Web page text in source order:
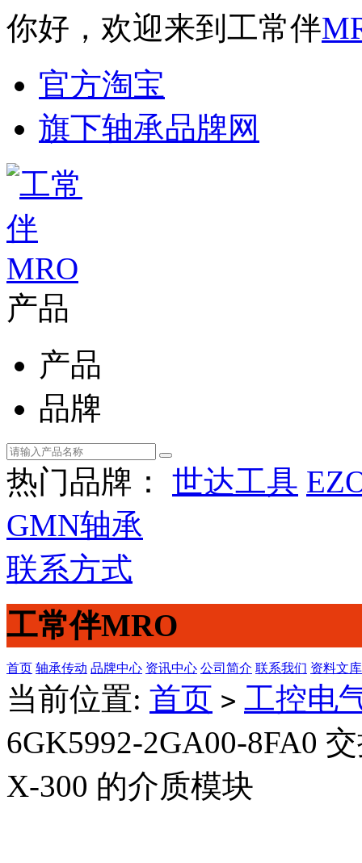
你好，欢迎来到工常伴
官方淘宝
旗下轴承品牌网
产品
产品
品牌
热门品牌： 世达工具
GMN轴承
联系方式
工常伴MRO
首页 轴承传动 品牌中心 资讯中心 公司简介 联系我们 资料文库
当前位置: 首页 > 工控电
6GK5992-2GA00-8FA0
X-300 的介质模块